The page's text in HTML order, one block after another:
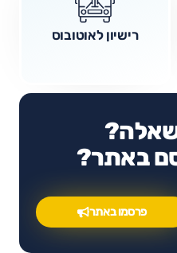
רישיון לאוטובוס
באתר?
פרסמו באתר